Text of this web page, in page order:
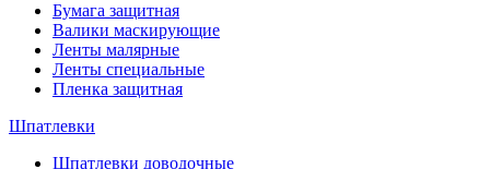
Бумага защитная
Валики маскирующие
Ленты малярные
Ленты специальные
Пленка защитная
Шпатлевки
Шпатлевки доводочные